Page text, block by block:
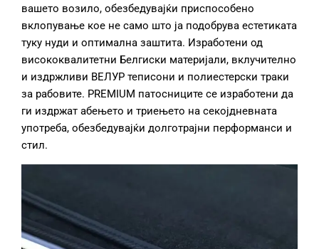
вашето возило, обезбедувајќи приспособено
вклопување кое не само што ја подобрува естетиката
туку нуди и оптимална заштита. Изработени од
висококвалитетни Белгиски материјали, вклучително
и издржливи ВЕЛУР теписони и полиестерски траки
за рабовите. PREMIUM патосниците се изработени да
ги издржат абењето и триењето на секојдневната
употреба, обезбедувајќи долготрајни перформанси и
стил.